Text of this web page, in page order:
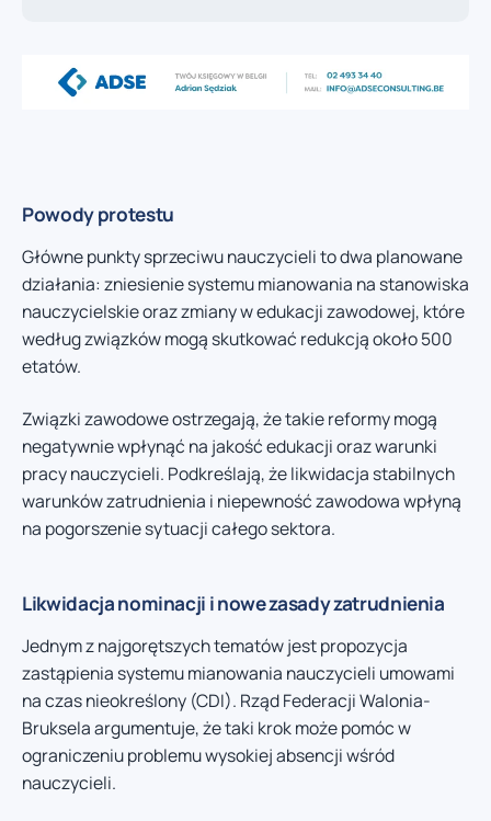
Powody protestu
Główne punkty sprzeciwu nauczycieli to dwa planowane
działania: zniesienie systemu mianowania na stanowiska
nauczycielskie oraz zmiany w edukacji zawodowej, które
według związków mogą skutkować redukcją około 500
etatów.
Związki zawodowe ostrzegają, że takie reformy mogą
negatywnie wpłynąć na jakość edukacji oraz warunki
pracy nauczycieli. Podkreślają, że likwidacja stabilnych
warunków zatrudnienia i niepewność zawodowa wpłyną
na pogorszenie sytuacji całego sektora.
Likwidacja nominacji i nowe zasady zatrudnienia
Jednym z najgorętszych tematów jest propozycja
zastąpienia systemu mianowania nauczycieli umowami
na czas nieokreślony (CDI). Rząd Federacji Walonia-
Bruksela argumentuje, że taki krok może pomóc w
ograniczeniu problemu wysokiej absencji wśród
nauczycieli.